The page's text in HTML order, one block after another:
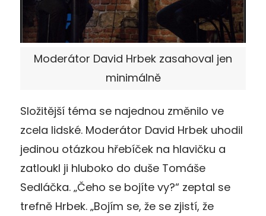
Moderátor David Hrbek zasahoval jen
minimálně
Složitější téma se najednou změnilo ve
zcela lidské. Moderátor David Hrbek uhodil
jedinou otázkou hřebíček na hlavičku a
zatloukl ji hluboko do duše Tomáše
Sedláčka. „Čeho se bojíte vy?“ zeptal se
trefně Hrbek. „Bojím se, že se zjistí, že